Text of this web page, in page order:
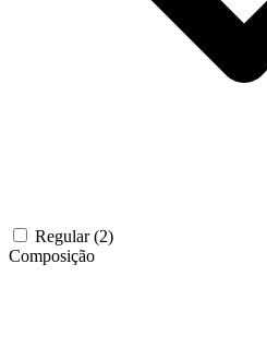
Regular(2)
Composição